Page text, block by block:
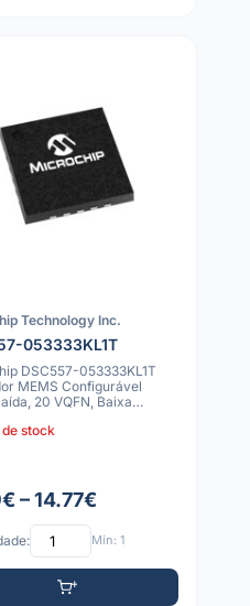
Technology Inc.
053333KL1T
DSC557-053333KL1T
MEMS Configurável
20 VQFN, Baixa
de stock
– 14.77€
Mín: 1